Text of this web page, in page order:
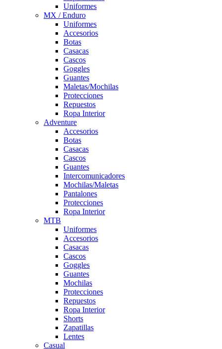
Uniformes
MX / Enduro
Uniformes
Accesorios
Botas
Casacas
Cascos
Goggles
Guantes
Maletas/Mochilas
Protecciones
Repuestos
Ropa Interior
Adventure
Accesorios
Botas
Casacas
Cascos
Guantes
Intercomunicadores
Mochilas/Maletas
Pantalones
Protecciones
Ropa Interior
MTB
Uniformes
Accesorios
Casacas
Cascos
Goggles
Guantes
Mochilas
Protecciones
Repuestos
Ropa Interior
Shorts
Zapatillas
Lentes
Casual